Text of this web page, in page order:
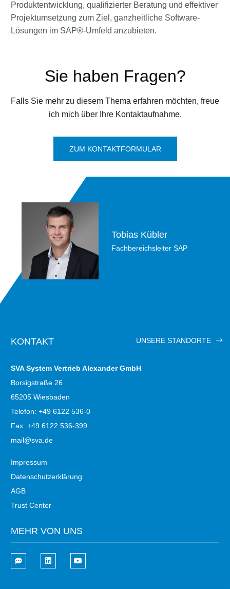
Produktentwicklung, qualifizierter Beratung und effektiver
Projektumsetzung zum Ziel, ganzheitliche Software-
Lösungen im SAP®-Umfeld anzubieten.
Sie haben Fragen?
Falls Sie mehr zu diesem Thema erfahren möchten, freue
ich mich über Ihre Kontaktaufnahme.
ZUM KONTAKTFORMULAR
Tobias Kübler
Fachbereichsleiter SAP
KONTAKT UNSERE STANDORTE
SVA System Vertrieb Alexander GmbH
Borsigstraße 26
65205 Wiesbaden
Telefon: +49 6122 536-0
Fax: +49 6122 536-399
mail@sva.de
Impressum
Datenschutzerklärung
AGB
Trust Center
MEHR VON UNS